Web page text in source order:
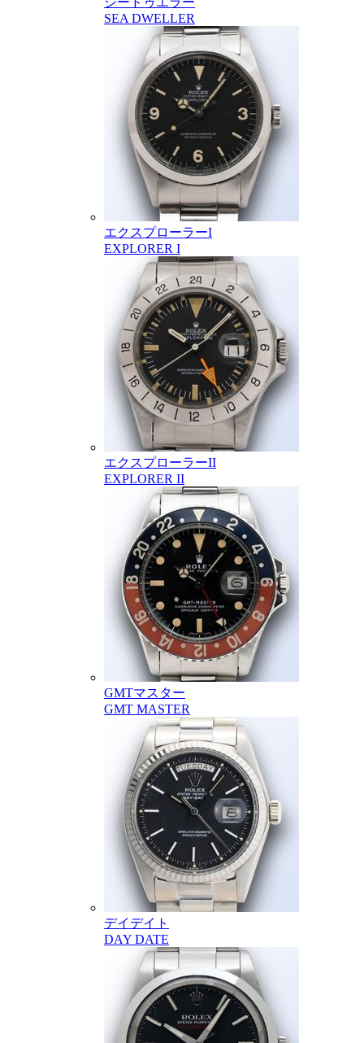
SEA DWELLER
エクスプローラーI
EXPLORER I
エクスプローラーII
EXPLORER II
GMTマスター
GMT MASTER
デイデイト
DAY DATE